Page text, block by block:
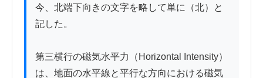
今、北端下向きの文字を略して単に（北）と
記した。
第三横行の磁気水平力（Horizontal Intensity）
は、地面の水平線と平行な方向における磁気